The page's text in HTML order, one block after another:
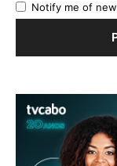
Notify me of